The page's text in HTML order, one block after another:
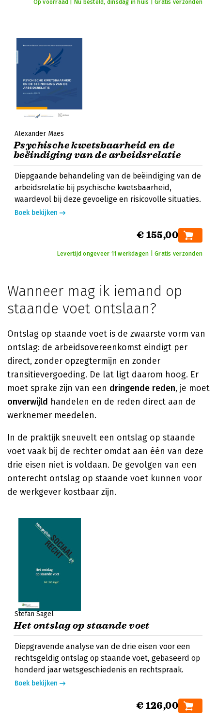
Op voorraad | Nu besteld, dinsdag in huis | Gratis verzonden
Alexander Maes
Psychische kwetsbaarheid en de
beëindiging van de arbeidsrelatie
Diepgaande behandeling van de beëindiging van de
arbeidsrelatie bij psychische kwetsbaarheid,
waardevol bij deze gevoelige en risicovolle situaties.
Boek bekijken
€ 155,00
Levertijd ongeveer 11 werkdagen | Gratis verzonden
Wanneer mag ik iemand op
staande voet ontslaan?
Ontslag op staande voet is de zwaarste vorm van
ontslag: de arbeidsovereenkomst eindigt per
direct, zonder opzegtermijn en zonder
transitievergoeding. De lat ligt daarom hoog. Er
moet sprake zijn van een dringende reden, je moet
onverwijld handelen en de reden direct aan de
werknemer meedelen.
In de praktijk sneuvelt een ontslag op staande
voet vaak bij de rechter omdat aan één van deze
drie eisen niet is voldaan. De gevolgen van een
onterecht ontslag op staande voet kunnen voor
de werkgever kostbaar zijn.
Stefan Sagel
Het ontslag op staande voet
Diepgravende analyse van de drie eisen voor een
rechtsgeldig ontslag op staande voet, gebaseerd op
honderd jaar wetsgeschiedenis en rechtspraak.
Boek bekijken
€ 126,00